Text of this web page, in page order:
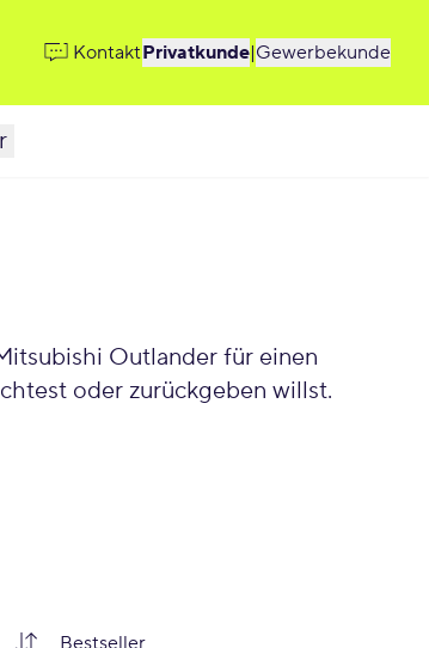
KontaktPrivatkunde|Gewerbekunde
oder zurückgeben willst.